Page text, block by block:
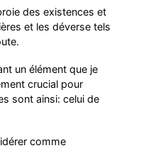
des existences et
et les déverse tels
un élément que je
crucial pour
sont ainsi: celui de
comme